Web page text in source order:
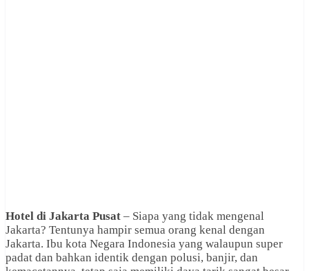
Hotel di Jakarta Pusat – Siapa yang tidak mengenal
Jakarta? Tentunya hampir semua orang kenal dengan
Jakarta. Ibu kota Negara Indonesia yang walaupun super
padat dan bahkan identik dengan polusi, banjir, dan